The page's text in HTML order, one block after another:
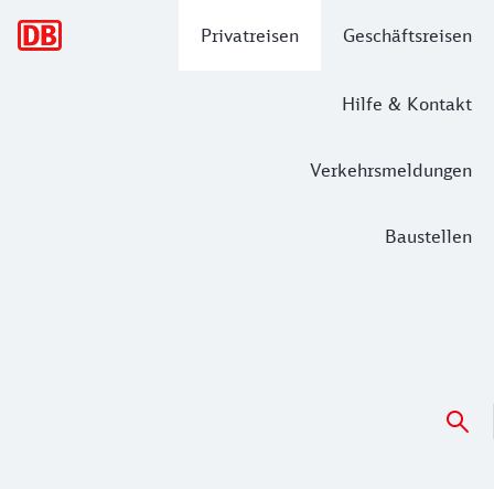
Privatreisen Geschäftsreisen
Hilfe & Kontakt
Verkehrsmeldungen
Baustellen